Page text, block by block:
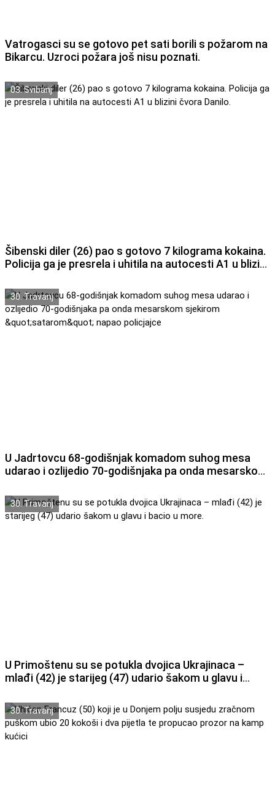
Vatrogasci su se gotovo pet sati borili s požarom na
Bikarcu. Uzroci požara još nisu poznati.
03. Svibanj
Šibenski diler (26) pao s gotovo 7 kilograma kokaina.
Policija ga je presrela i uhitila na autocesti A1 u blizini
30. Travanj
U Jadrtovcu 68-godišnjak komadom suhog mesa
udarao i ozlijedio 70-godišnjaka pa onda mesarskom
30. Travanj
U Primoštenu su se potukla dvojica Ukrajinaca –
mlađi (42) je starijeg (47) udario šakom u glavu i
30. Travanj